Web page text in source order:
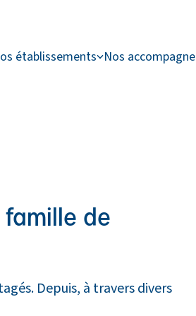
établissements Nos
de
Depuis, à travers divers